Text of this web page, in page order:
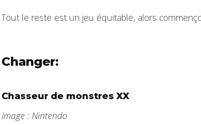
Tout le reste est un jeu équitable, alors
Changer:
Chasseur de monstres XX
Image : Nintendo